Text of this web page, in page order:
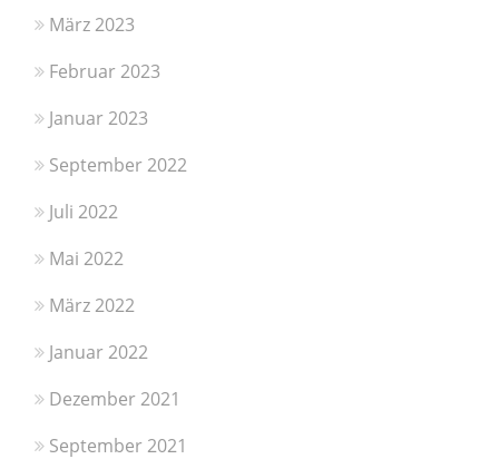
März 2023
Februar 2023
Januar 2023
September 2022
Juli 2022
Mai 2022
März 2022
Januar 2022
Dezember 2021
September 2021